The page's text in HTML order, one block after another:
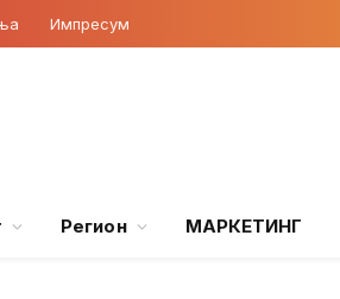
Импресум
Регион МАРКЕТИНГ